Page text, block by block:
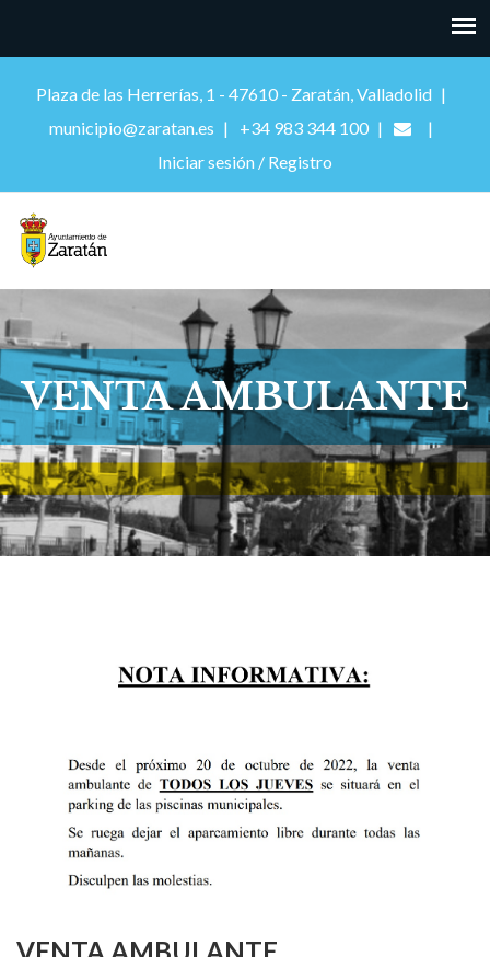
Plaza de las Herrerías, 1 - 47610 - Zaratán, Valladolid
municipio@zaratan.es
+34 983 344 100
Iniciar sesión / Registro
VENTA AMBULANTE